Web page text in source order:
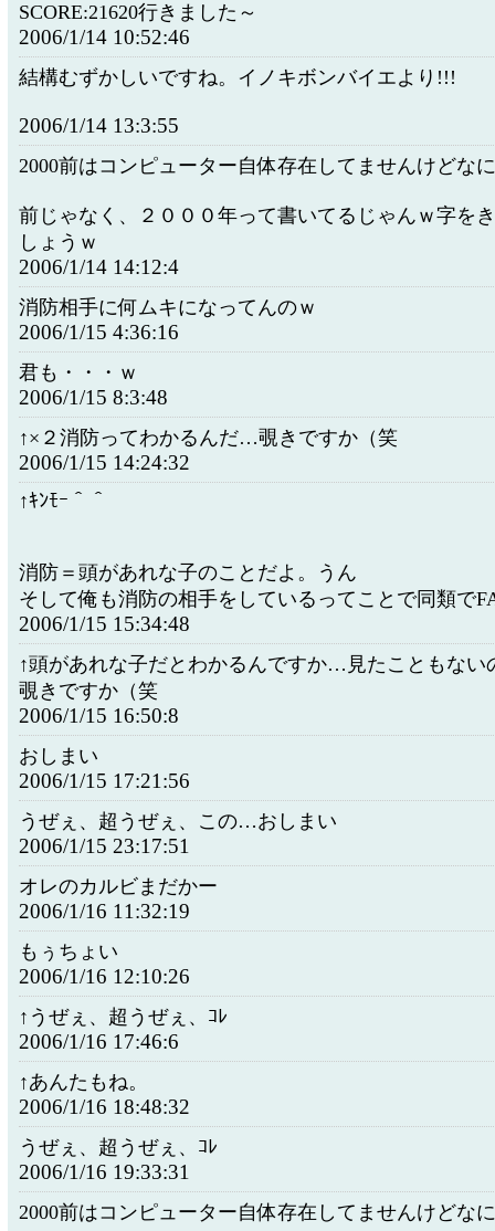
SCORE:21620行きました～
2006/1/14 10:52:46
結構むずかしいですね。イノキボンバイエより!!!
2006/1/14 13:3:55
2000前はコンピューター自体存在してませんけどな
前じゃなく、２０００年って書いてるじゃんｗ字を
しょうｗ
2006/1/14 14:12:4
消防相手に何ムキになってんのｗ
2006/1/15 4:36:16
君も・・・ｗ
2006/1/15 8:3:48
↑×２消防ってわかるんだ…覗きですか（笑
2006/1/15 14:24:32
↑ｷﾝﾓｰ＾＾
消防＝頭があれな子のことだよ。うん
そして俺も消防の相手をしているってことで同類で
2006/1/15 15:34:48
↑頭があれな子だとわかるんですか…見たこともな
覗きですか（笑
2006/1/15 16:50:8
おしまい
2006/1/15 17:21:56
うぜぇ、超うぜぇ、この…おしまい
2006/1/15 23:17:51
オレのカルビまだかー
2006/1/16 11:32:19
もぅちょい
2006/1/16 12:10:26
↑うぜぇ、超うぜぇ、ｺﾚ
2006/1/16 17:46:6
↑あんたもね。
2006/1/16 18:48:32
うぜぇ、超うぜぇ、ｺﾚ
2006/1/16 19:33:31
2000前はコンピューター自体存在してませんけどな